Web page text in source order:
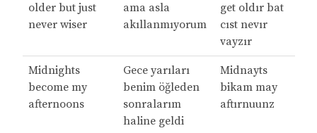
older but just
never wiser
ama asla
akıllanmıyorum
get oldır bat
cıst nevır
vayzır
Midnights
become my
afternoons
Gece yarıları
benim öğleden
sonralarım
haline geldi
Midnayts
bikam may
aftırnuunz